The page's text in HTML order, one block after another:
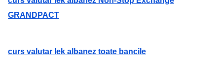
GRANDPACT
curs valutar lek albanez toate bancile